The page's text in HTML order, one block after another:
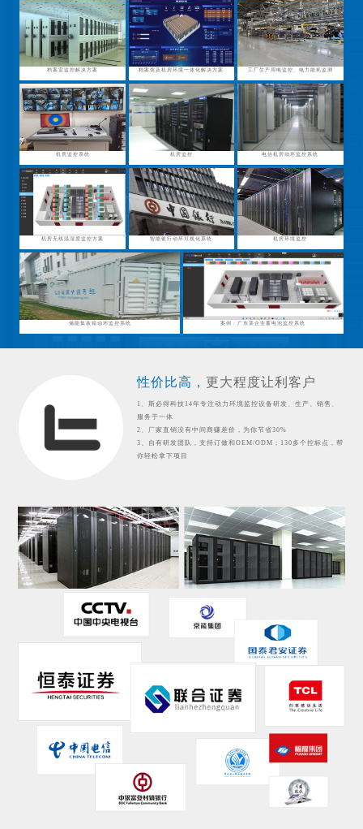
档案室监控解决方案 档案馆及机房环境一体化解决方案 工厂生产用电监控、电力能耗监测
机房监控系统 机房监控 电信机房动环监控系统
机房无线温湿度监控方案 智能银行动环可视化系统 机房环境监控
储能集装箱动环监控系统 案例：广东某企业蓄电池监控系统
性价比高， 更大程度让利客户
1、斯必得科技14年专注动力环境监控设备研发、生产、销售、
服务于一体
2、厂家直销没有中间商赚差价，为你节省30%
3、自有研发团队，支持订做和OEM/ODM；130多个控标点，帮
你轻松拿下项目